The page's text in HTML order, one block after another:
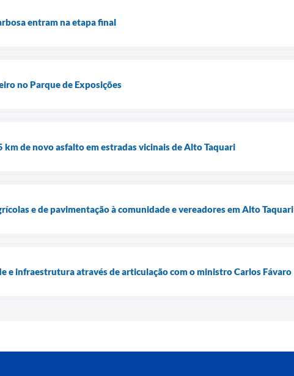
entram na etapa final
no Parque de Exposições
de novo asfalto em estradas vicinais de Alto Taquari
e de pavimentação à comunidade e vereadores em Alto Taquari
e infraestrutura através de articulação com o ministro Carlos Fávaro